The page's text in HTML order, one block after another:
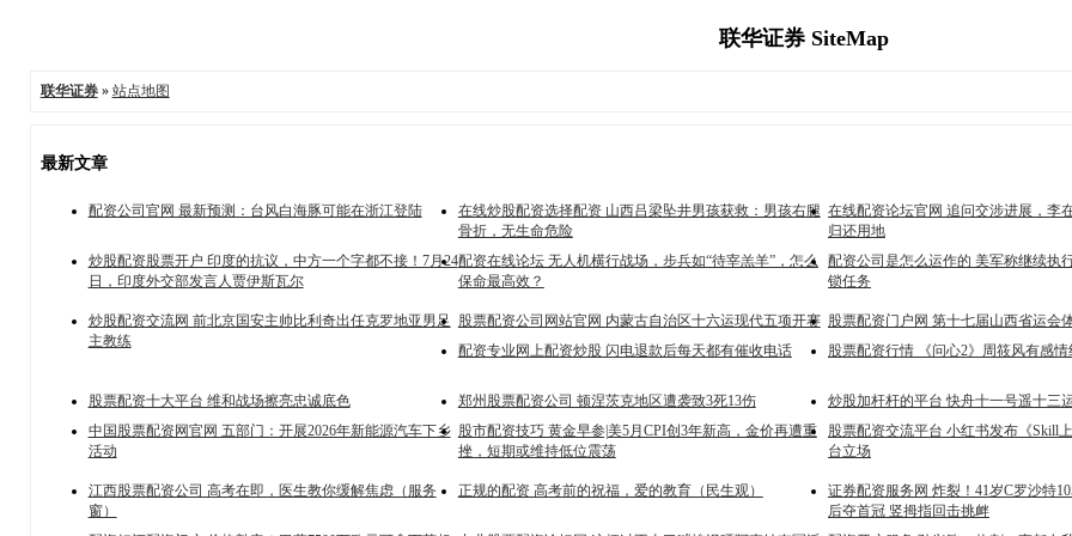
联华证券 SiteMap
联华证券» 站点地图
最新文章
配资公司官网 最新预测：台风白海豚可能在浙江登陆
在线炒股配资选择配资 山西吕梁坠井男孩获救：男孩右腿
骨折，无生命危险
在线配资论坛官网 追问交涉进展，李
归还用地
炒股配资股票开户 印度的抗议，中方一个字都不接！7月24
日，印度外交部发言人贾伊斯瓦尔
配资在线论坛 无人机横行战场，步兵如“待宰羔羊”，怎么
保命最高效？
配资公司是怎么运作的 美军称继续执
锁任务
炒股配资交流网 前北京国安主帅比利奇出任克罗地亚男足
主教练
股票配资公司网站官网 内蒙古自治区十六运现代五项开赛 股票配资门户网 第十七届山西省运会
配资专业网上配资炒股 闪电退款后每天都有催收电话
股票配资行情 《问心2》周筱风有感情
股票配资十大平台 维和战场擦亮忠诚底色 郑州股票配资公司 顿涅茨克地区遭袭致3死13伤
炒股加杆杆的平台 快舟十一号遥十三
中国股票配资网官网 五部门：开展2026年新能源汽车下乡
活动
股市配资技巧 黄金早参|美5月CPI创3年新高，金价再遭重
挫，短期或维持低位震荡
股票配资交流平台 小红书发布《Skill
台立场
江西股票配资公司 高考在即，医生教你缓解焦虑（服务
窗）
正规的配资 高考前的祝福，爱的教育（民生观）
证券配资服务网 炸裂！41岁C罗沙特
后夺首冠 竖拇指回击挑衅